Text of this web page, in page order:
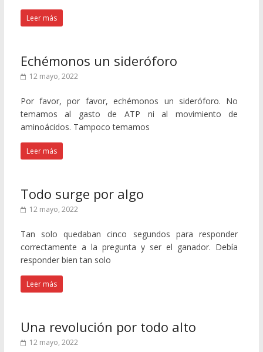
Leer más
Echémonos un sideróforo
12 mayo, 2022
Por favor, por favor, echémonos un sideróforo. No
temamos al gasto de ATP ni al movimiento de
aminoácidos. Tampoco temamos
Leer más
Todo surge por algo
12 mayo, 2022
Tan solo quedaban cinco segundos para responder
correctamente a la pregunta y ser el ganador. Debía
responder bien tan solo
Leer más
Una revolución por todo alto
12 mayo, 2022